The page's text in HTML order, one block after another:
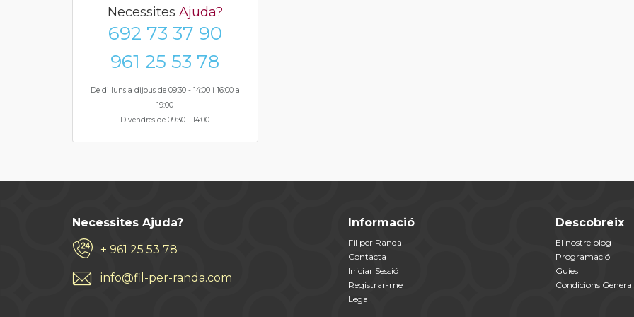
Necessites Ajuda?
692 73 37 90
961 25 53 78
De dilluns a dijous de 09:30 - 14:00 i 16:00 a
19:00
Divendres de 09:30 - 14:00
Necessites Ajuda?
+ 961 25 53 78
info@fil-per-randa.com
Informació
Fil per Randa
Contacta
Iniciar Sessió
Registrar-me
Legal
Descobreix
El nostre blog
Programació
Guíes
Condicions